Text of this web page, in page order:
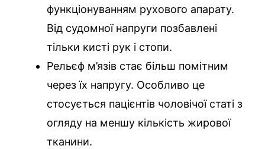
функціонуванням рухового апарату.
Від судомної напруги позбавлені
тільки кисті рук і стопи.
Рельєф м’язів стає більш помітним
через їх напругу. Особливо це
стосується пацієнтів чоловічої статі з
огляду на меншу кількість жирової
тканини.